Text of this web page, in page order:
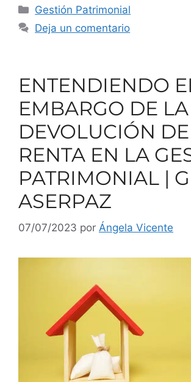
Gestión Patrimonial
Deja un comentario
ENTENDIENDO
EMBARGO DE LA
DEVOLUCIÓN
RENTA EN LA
PATRIMONIAL |
ASERPAZ
07/07/2023 por Ángela Vicente